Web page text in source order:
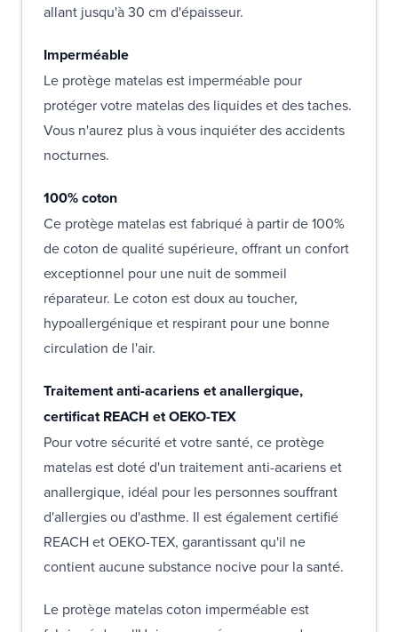
allant jusqu'à 30 cm d'épaisseur.
Imperméable
Le protège matelas est imperméable pour
protéger votre matelas des liquides et des taches.
Vous n'aurez plus à vous inquiéter des accidents
nocturnes.
100% coton
Ce protège matelas est fabriqué à partir de 100%
de coton de qualité supérieure, offrant un confort
exceptionnel pour une nuit de sommeil
réparateur. Le coton est doux au toucher,
hypoallergénique et respirant pour une bonne
circulation de l'air.
Traitement anti-acariens et anallergique,
certificat REACH et OEKO-TEX
Pour votre sécurité et votre santé, ce protège
matelas est doté d'un traitement anti-acariens et
anallergique, idéal pour les personnes souffrant
d'allergies ou d'asthme. Il est également certifié
REACH et OEKO-TEX, garantissant qu'il ne
contient aucune substance nocive pour la santé.
Le protège matelas coton imperméable est